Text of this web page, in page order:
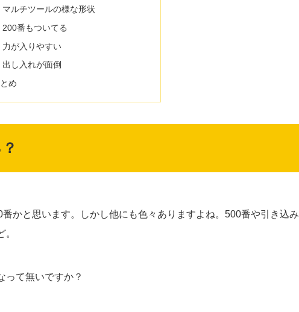
マルチツールの様な形状
200番もついてる
力が入りやすい
出し入れが面倒
め
かと思います。しかし他にも色々ありますよね。500番や引き込み
って無いですか？